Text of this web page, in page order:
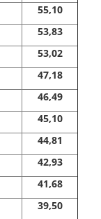
55,10
53,83
53,02
47,18
46,49
45,10
44,81
42,93
41,68
39,50